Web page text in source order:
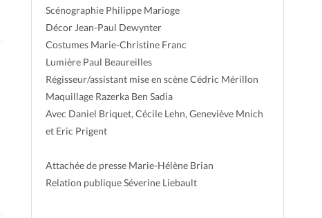
Scénographie Philippe Marioge
Décor Jean-Paul Dewynter
Costumes Marie-Christine Franc
Lumière Paul Beaureilles
Régisseur/assistant mise en scène Cédric Mérillon
Maquillage Razerka Ben Sadia
Avec Daniel Briquet, Cécile Lehn, Geneviève Mnich
et Eric Prigent
Attachée de presse Marie-Hélène Brian
Relation publique Séverine Liebault